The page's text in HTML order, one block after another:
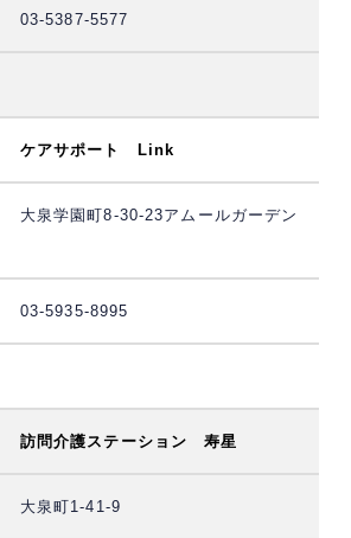
03-5387-5577
ケアサポート Link
大泉学園町8-30-23アムールガーデン
03-5935-8995
訪問介護ステーション 寿星
大泉町1-41-9